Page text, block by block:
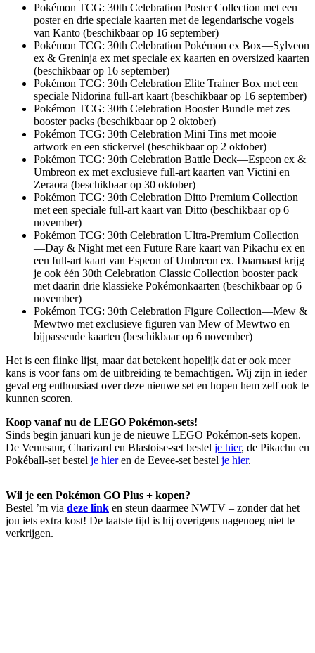
Pokémon TCG: 30th Celebration Poster Collection met een
poster en drie speciale kaarten met de legendarische vogels
van Kanto (beschikbaar op 16 september)
Pokémon TCG: 30th Celebration Pokémon ex Box—Sylveon
ex & Greninja ex met speciale ex kaarten en oversized kaarten
(beschikbaar op 16 september)
Pokémon TCG: 30th Celebration Elite Trainer Box met een
speciale Nidorina full-art kaart (beschikbaar op 16 september)
Pokémon TCG: 30th Celebration Booster Bundle met zes
booster packs (beschikbaar op 2 oktober)
Pokémon TCG: 30th Celebration Mini Tins met mooie
artwork en een stickervel (beschikbaar op 2 oktober)
Pokémon TCG: 30th Celebration Battle Deck—Espeon ex &
Umbreon ex met exclusieve full-art kaarten van Victini en
Zeraora (beschikbaar op 30 oktober)
Pokémon TCG: 30th Celebration Ditto Premium Collection
met een speciale full-art kaart van Ditto (beschikbaar op 6
november)
Pokémon TCG: 30th Celebration Ultra-Premium Collection
—Day & Night met een Future Rare kaart van Pikachu ex en
een full-art kaart van Espeon of Umbreon ex. Daarnaast krijg
je ook één 30th Celebration Classic Collection booster pack
met daarin drie klassieke Pokémonkaarten (beschikbaar op 6
november)
Pokémon TCG: 30th Celebration Figure Collection—Mew &
Mewtwo met exclusieve figuren van Mew of Mewtwo en
bijpassende kaarten (beschikbaar op 6 november)
Het is een flinke lijst, maar dat betekent hopelijk dat er ook meer
kans is voor fans om de uitbreiding te bemachtigen. Wij zijn in ieder
geval erg enthousiast over deze nieuwe set en hopen hem zelf ook te
kunnen scoren.
Koop vanaf nu de LEGO Pokémon-sets!
Sinds begin januari kun je de nieuwe LEGO Pokémon-sets kopen.
De Venusaur, Charizard en Blastoise-set bestel je hier, de Pikachu en
Pokéball-set bestel je hieren de Eevee-set bestel je hier.
Wil je een Pokémon GO Plus + kopen?
Bestel ’m via deze link en steun daarmee NWTV – zonder dat het
jou iets extra kost! De laatste tijd is hij overigens nagenoeg niet te
verkrijgen.